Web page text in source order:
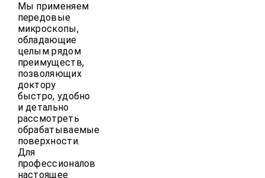
Мы применяем
передовые
микроскопы,
обладающие
целым рядом
преимуществ,
позволяющих
доктору
быстро, удобно
и детально
рассмотреть
обрабатываемые
поверхности.
Для
профессионалов
настоящее